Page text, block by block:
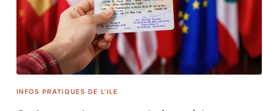
INFOS PRATIQUES DE L'ILE